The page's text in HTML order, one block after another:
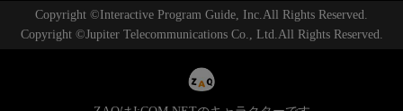
Copyright ©Interactive Program Guide, Inc.All Rights Reserved.
Copyright ©Jupiter Telecommunications Co., Ltd.All Rights Reserved.